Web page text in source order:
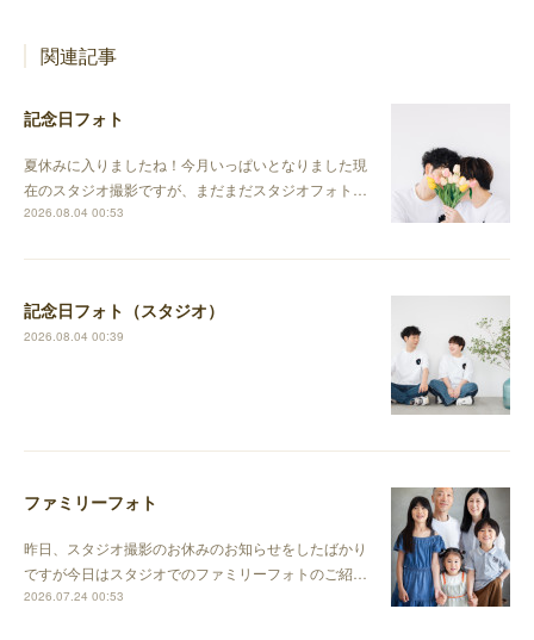
関連記事
記念日フォト
夏休みに入りましたね！今月いっぱいとなりました現
在のスタジオ撮影ですが、まだまだスタジオフォト…
2026.08.04 00:53
記念日フォト（スタジオ）
2026.08.04 00:39
ファミリーフォト
昨日、スタジオ撮影のお休みのお知らせをしたばかり
ですが今日はスタジオでのファミリーフォトのご紹…
2026.07.24 00:53